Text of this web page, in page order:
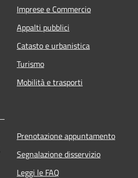
Imprese e Commercio
Appalti pubblici
Catasto e urbanistica
Turismo
Mobilità e trasporti
Prenotazione appuntamento
Segnalazione disservizio
Leggi le FAQ